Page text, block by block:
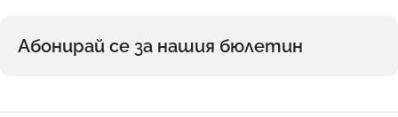
Абонирай се за нашия бюлетин